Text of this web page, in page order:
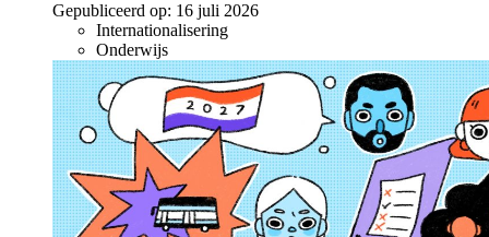
Gepubliceerd op: 16 juli 2026
Internationalisering
Onderwijs